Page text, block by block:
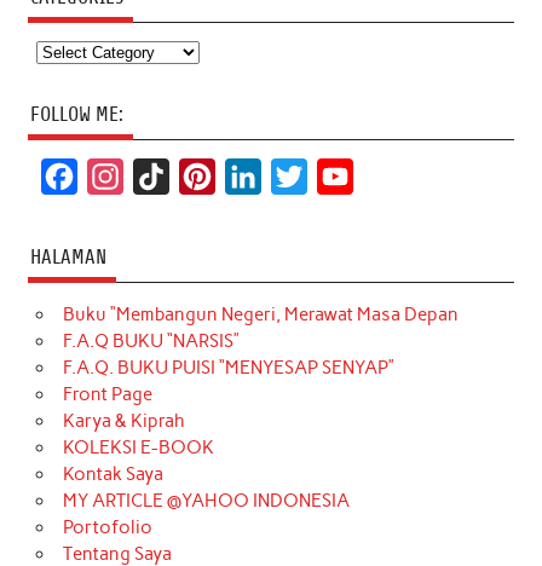
Categories
FOLLOW ME:
c
e
b
o
o
k
t
a
g
r
a
m
T
o
k
t
e
r
k
e
d
t
t
e
T
u
b
HALAMAN
Buku “Membangun Negeri, Merawat Masa Depan
F.A.Q BUKU “NARSIS”
F.A.Q. BUKU PUISI “MENYESAP SENYAP”
Front Page
Karya & Kiprah
KOLEKSI E-BOOK
Kontak Saya
MY ARTICLE @YAHOO INDONESIA
Portofolio
Tentang Saya